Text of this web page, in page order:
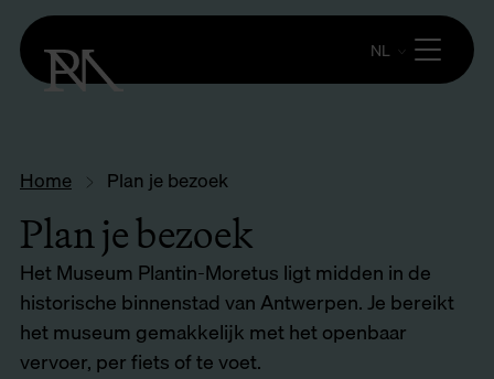
NL
Home Plan je bezoek
Plan je bezoek
Het Museum Plantin-Moretus ligt midden in de
historische binnenstad van Antwerpen. Je bereikt
het museum gemakkelijk met het openbaar
vervoer, per fiets of te voet.